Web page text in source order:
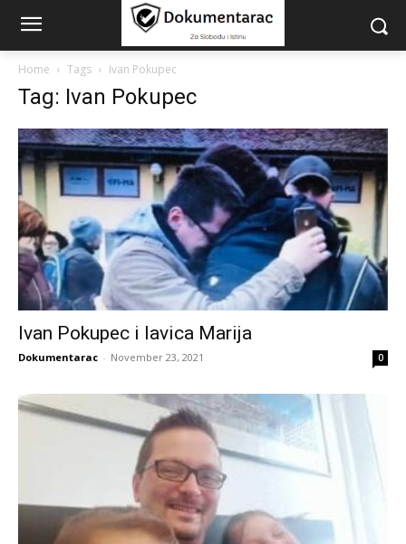
Home Tags Ivan Pokupec
Tag: Ivan Pokupec
Ivan Pokupec i lavica Marija
Dokumentarac - November 23, 2021 0